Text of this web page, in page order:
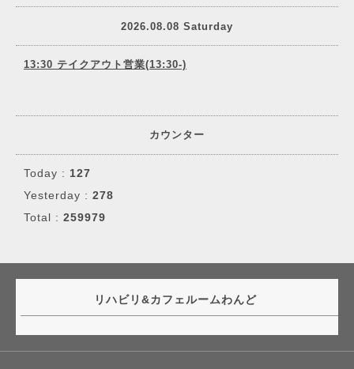
2026.08.08 Saturday
13:30 テイクアウト営業(13:30-)
カウンター
Today : 127
Yesterday : 278
Total : 259979
リハビリ&カフェルームわんど